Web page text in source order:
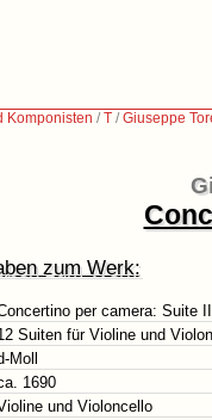
Komponisten /T /Giuseppe
zum Werk:
per camera: Suite II
Suiten für Violine und
Moll
1690
und Violoncello